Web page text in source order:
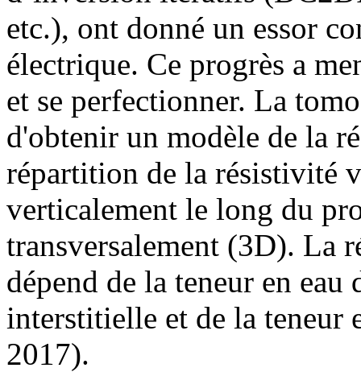
etc.), ont donné un essor
électrique. Ce progrès a
et se perfectionner. La
d'obtenir un modèle de la
répartition de la résistivité
verticalement le long du
transversalement (3D). La
dépend de la teneur en eau
interstitielle et de la teneur
2017).